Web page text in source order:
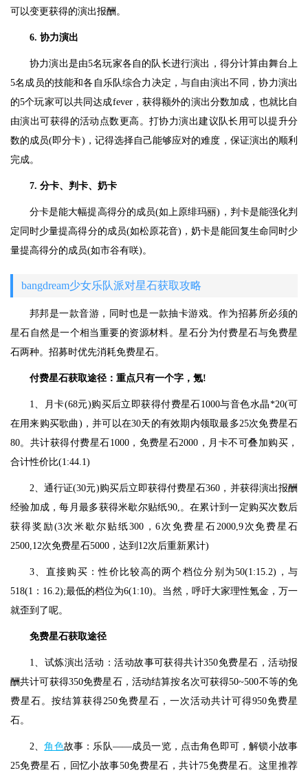
可以变更获得的演出报酬。
6. 协力演出
协力演出是由5名玩家各自的队长进行演出，得分计算由舞台上
5名成员的技能和各自乐队综合力决定，与自由演出不同，协力演出
的5个玩家可以共同达成fever，获得额外的演出分数加成，也就比自
由演出可获得的活动点数更高。打协力演出建议队长用可以提升分
数的成员(即分卡)，记得选择自己能够应对的难度，保证演出的顺利
完成。
7. 分卡、判卡、奶卡
分卡是能大幅提高得分的成员(如上原绯玛丽)，判卡是能强化判
定同时少量提高得分的成员(如松原花音)，奶卡是能回复生命同时少
量提高得分的成员(如市谷有咲)。
bangdream少女乐队派对星石获取攻略
邦邦是一款音游，同时也是一款抽卡游戏。作为招募所必须的
星石自然是一个相当重要的资源材料。星石分为付费星石与免费星
石两种。招募时优先消耗免费星石。
付费星石获取途径：重点只有一个字，氪!
1、月卡(68元)购买后立即获得付费星石1000与音色水晶*20(可
在用来购买歌曲)，并可以在30天的有效期内领取最多25次免费星石
80。共计获得付费星石1000，免费星石2000，月卡不可叠加购买，
合计性价比(1:44.1)
2、通行证(30元)购买后立即获得付费星石360，并获得演出报酬
经验加成，每月最多获得米歇尔贴纸90,。在累计到一定购买次数后
获得奖励(3次米歇尔贴纸300，6次免费星石2000,9次免费星石
2500,12次免费星石5000，达到12次后重新累计)
3、直接购买：性价比较高的两个档位分别为50(1:15.2)，与
518(1：16.2);最低的档位为6(1:10)。当然，呼吁大家理性氪金，万一
就歪到了呢。
免费星石获取途径
1、试炼演出活动：活动故事可获得共计350免费星石，活动报
酬共计可获得350免费星石，活动结算按名次可获得50~500不等的免
费星石。按结算获得250免费星石，一次活动共计可得950免费星
石。
2、角色故事：乐队——成员一览，点击角色即可，解锁小故事
25免费星石，回忆小故事50免费星石，共计75免费星石。这里推荐